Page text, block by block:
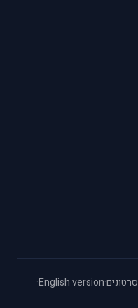
סרטונים·
English version
·